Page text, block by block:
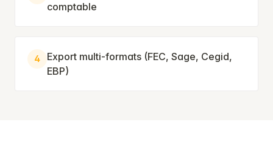
comptable
4
Export multi-formats (FEC, Sage, Cegid,
EBP)